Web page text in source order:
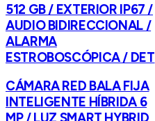
512 GB / EXTERIOR IP67 /
AUDIO BIDIRECCIONAL /
ALARMA
ESTROBOSCÓPICA / DET
CÁMARA RED BALA FIJA
INTELIGENTE HÍBRIDA 6